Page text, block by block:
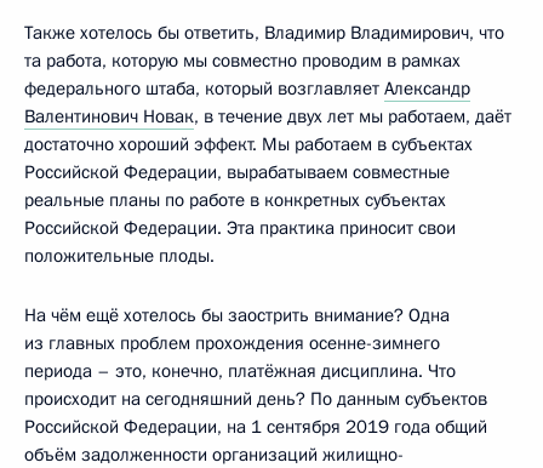
Также хотелось бы ответить, Владимир Владимирович, что
та работа, которую мы совместно проводим в рамках
федерального штаба, который возглавляет Александр
Валентинович Новак, в течение двух лет мы работаем, даёт
достаточно хороший эффект. Мы работаем в субъектах
Российской Федерации, вырабатываем совместные
реальные планы по работе в конкретных субъектах
Российской Федерации. Эта практика приносит свои
положительные плоды.
На чём ещё хотелось бы заострить внимание? Одна
из главных проблем прохождения осенне-зимнего
периода – это, конечно, платёжная дисциплина. Что
происходит на сегодняшний день? По данным субъектов
Российской Федерации, на 1 сентября 2019 года общий
объём задолженности организаций жилищно-